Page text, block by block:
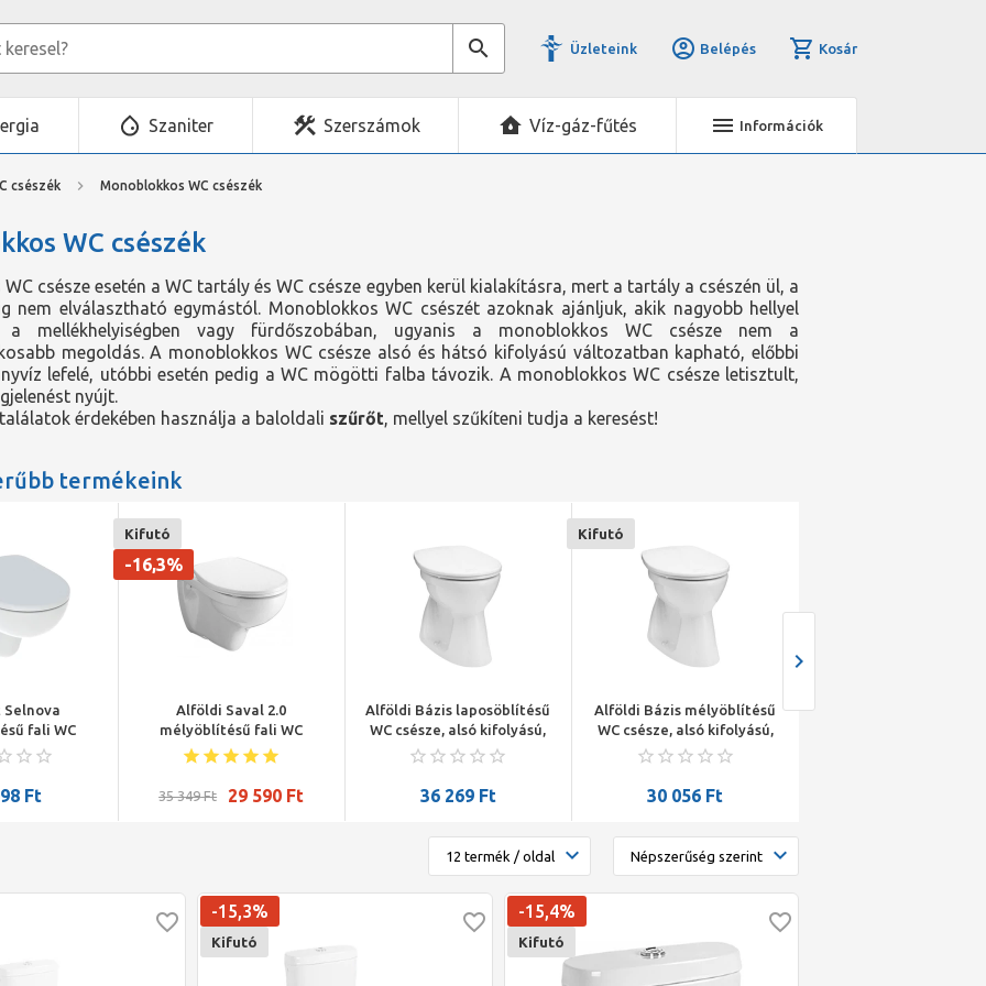
Üzleteink Belépés Kosár
Szaniter Szerszámok Víz-gáz-fűtés Információk
csészék Monoblokkos WC csészék
WC csészék
csésze esetén a WC tartály és WC csésze egyben kerül kialakításra, mert a tartály a csészén ül, a
nem elválasztható egymástól. Monoblokkos WC csészét azoknak ajánljuk, akik nagyobb hellyel
a mellékhelyiségben vagy fürdőszobában, ugyanis a monoblokkos WC csésze nem a
megoldás. A monoblokkos WC csésze alsó és hátsó kifolyású változatban kapható, előbbi
lefelé, utóbbi esetén pedig a WC mögötti falba távozik. A monoblokkos WC csésze letisztult,
nyújt.
érdekében használja a baloldali szűrőt, mellyel szűkíteni tudja a keresést!
termékeink
Selnova
fali WC
Rimfree,
WC-ülőkével
Ft
Alföldi Saval 2.0
mélyöblítésű fali WC
csésze, Szerelése speciális
tartó- és
rögzítőszerelvényt igényel,
Kifutó
-16,3%
35 349 Ft 29 590 Ft
Alföldi Bázis laposöblítésű
WC csésze, alsó kifolyású,
fehér (hosszú)
36 269 Ft
Alföldi Bázis mélyöblítésű
WC csésze, alsó kifolyású,
fehér
Kifutó
30 056 Ft
-15,3%
Kifutó
-15,4%
Kifutó